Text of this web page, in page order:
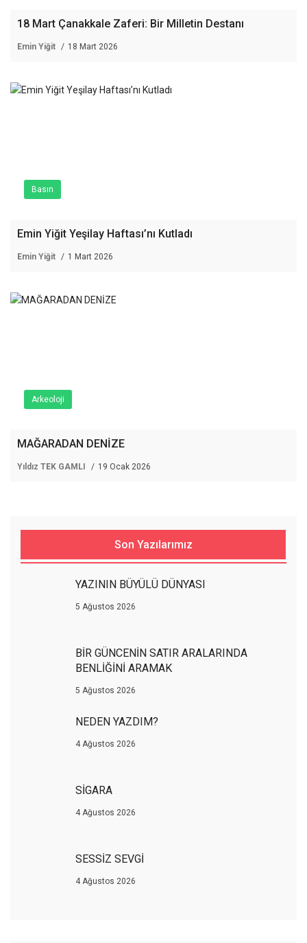
18 Mart Çanakkale Zaferi: Bir Milletin Destanı
Emin Yiğit 18 Mart 2026
Basın
Emin Yiğit Yeşilay Haftası’nı Kutladı
Emin Yiğit 1 Mart 2026
Arkeoloji
MAĞARADAN DENİZE
Yıldız TEK GAMLI 19 Ocak 2026
Son Yazılarımız
YAZININ BÜYÜLÜ DÜNYASI
5 Ağustos 2026
BİR GÜNCENİN SATIR ARALARINDA
BENLİĞİNİ ARAMAK
5 Ağustos 2026
NEDEN YAZDIM?
4 Ağustos 2026
SİGARA
4 Ağustos 2026
SESSİZ SEVGİ
4 Ağustos 2026